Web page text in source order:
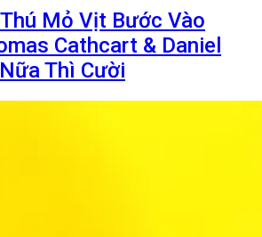
Mỏ Vịt Bước Vào
Cathcart & Daniel
Thì Cười